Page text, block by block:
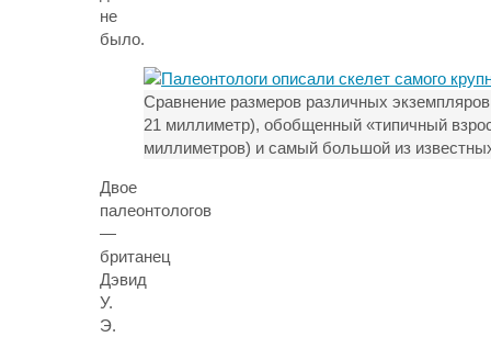
не
было.
Сравнение размеров различных
21 миллиметр), обобщенный «типичный
миллиметров) и самый большой из
Двое
палеонтологов
—
британец
Дэвид
У.
Э.